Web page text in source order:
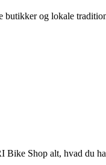
butikker og lokale
Bike Shop alt, hvad du